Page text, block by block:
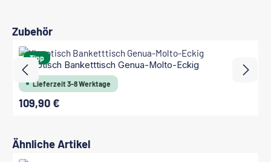
Produktgalerie überspringen
Zubehör
Tipp
Klapptisch Banketttisch Genua-Molto-Eckig
Lieferzeit 3-8 Werktage
Regulärer Preis:
109,90 €
Produktgalerie überspringen
Ähnliche Artikel